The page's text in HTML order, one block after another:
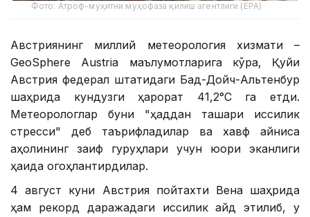
Фото: Атроф-муҳитни муҳофаза қилиш агентлиги (EPA)
Австриянинг миллий метеорология хизмати –
GeoSphere Austria маълумотларига кўра, Қуйи
Австрия федерал штатидаги Бад-Дойч-Альтенбур
шаҳрида кундузги ҳарорат 41,2°С га етди.
Метеорологлар буни "ҳаддан ташқари иссиқлик
стресси" деб таърифладилар ва хавф айниқса
аҳолининг заиф гуруҳлари учун юқори эканлиги
ҳақида огоҳлантирдилар.
4 август куни Австрия пойтахти Вена шаҳрида
ҳам рекорд даражадаги иссиқлик қайд этилиб, у